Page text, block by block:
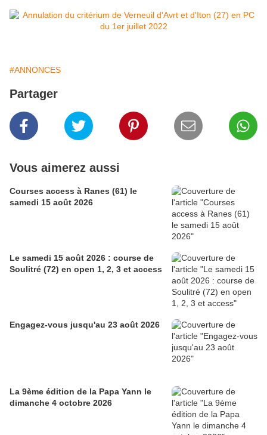
#ANNONCES
Partager
Vous aimerez aussi
Courses access à Ranes (61) le
samedi 15 août 2026
Le samedi 15 août 2026 : course de
Soulitré (72) en open 1, 2, 3 et access
Engagez-vous jusqu'au 23 août 2026
La 9ème édition de la Papa Yann le
dimanche 4 octobre 2026